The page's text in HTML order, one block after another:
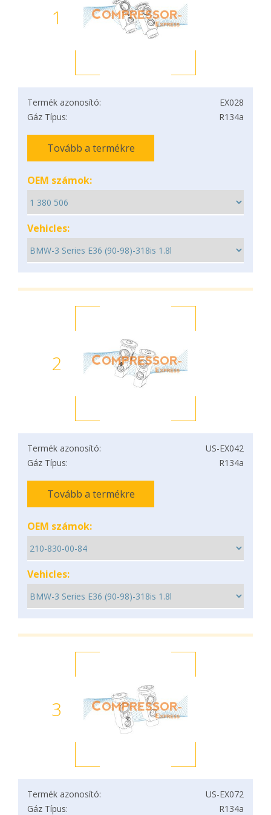
1
Termék azonosító:
EX028
Gáz Típus:
R134a
Tovább a termékre
OEM számok:
Vehicles:
2
Termék azonosító:
US-EX042
Gáz Típus:
R134a
Tovább a termékre
OEM számok:
Vehicles:
3
Termék azonosító:
US-EX072
Gáz Típus:
R134a